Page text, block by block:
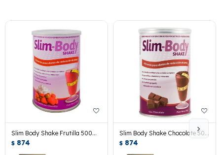
Slim Body Shake Frutilla 500
Grs.
$ 874
Slim Body Shake Chocolate 500
Grs.
$ 874